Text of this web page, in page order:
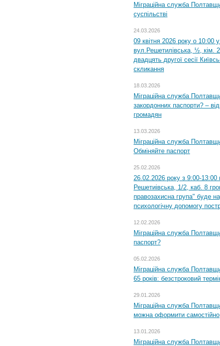
Міграційна служба
суспільстві
24.03.2026
09 квітня 2026 року о 10:00
вул.Решетилівська, ½, кім.
двадцять другої сесії
скликання
18.03.2026
Міграційна служба
закордонних паспорти? –
громадян
13.03.2026
Міграційна служба
Обміняйте паспорт
25.02.2026
26.02.2026 року з 9:00-
Решетиівська, 1/2, каб. 8
правозахисна група" буде
психологічну допомогу
12.02.2026
Міграційна служба
паспорт?
05.02.2026
Міграційна служба
65 років: безстроковий
29.01.2026
Міграційна служба
можна оформити самостійно
13.01.2026
Міграційна служба